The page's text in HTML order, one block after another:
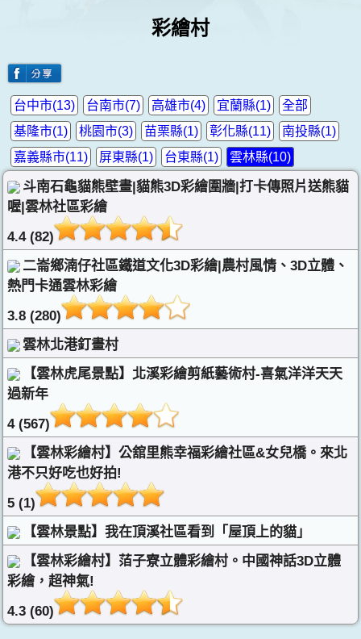
彩繪村
全部
台中市(13) 台南市(7) 高雄市(4)
宜蘭縣(1)
基隆市(1)
桃園市(3) 苗栗縣(1) 彰化縣(11)
南投縣(1)
嘉義縣市(11)
屏東縣(1) 台東縣(1) 雲林縣(10)
斗南石龜貓熊壁畫|貓熊3D彩繪圍牆|打卡傳照片送熊貓
喔|雲林社區彩繪
4.4 (82)
二崙鄉湳仔社區鐵道文化3D彩繪|農村風情、3D立體、
熱門卡通雲林彩繪
3.8 (280)
雲林北港釘畫村
【雲林虎尾景點】北溪彩繪剪紙藝術村-喜氣洋洋天天
過新年
4 (567)
【雲林彩繪村】公舘里熊幸福彩繪社區&女兒橋。來北
港不只好吃也好拍!
5 (1)
【雲林景點】我在頂溪社區看到「屋頂上的貓」
【雲林彩繪村】萡子寮立體彩繪村。中國神話3D立體
彩繪，超神氣!
4.3 (60)